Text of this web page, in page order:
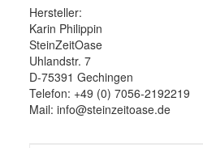
Hersteller:
Karin Philippin
SteinZeitOase
Uhlandstr. 7
D-75391 Gechingen
Telefon: +49 (0) 7056-2192219
Mail: info@steinzeitoase.de